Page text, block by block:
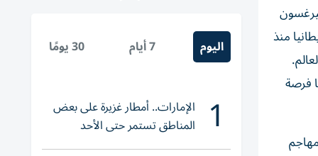
كيروش، مساعد فيرغسون
لبريطانيا منذ
فرصة
اليوم 7 أيام 30 يومًا
1 الإمارات.. أمطار غزيرة على بعض
المناطق تستمر حتى الأحد